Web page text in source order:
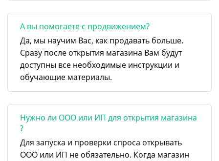
А вы помогаете с продвижением?
Да, мы научим Вас, как продавать больше.
Сразу после открытия магазина Вам будут
доступны все необходимые инструкции и
обучающие материалы.
Нужно ли ООО или ИП для открытия магазина
?
Для запуска и проверки спроса открывать
ООО или ИП не обязательно. Когда магазин